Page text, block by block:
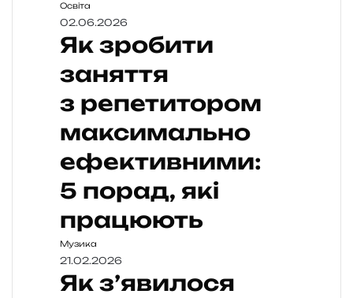
Освіта
02.06.2026
Як зробити
заняття
з репетитором
максимально
ефективними:
5 порад, які
працюють
Музика
21.02.2026
Як з’явилося